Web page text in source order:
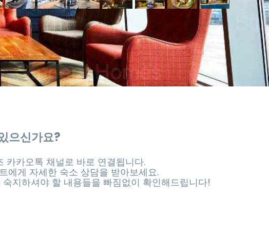
으신가요?
카카오톡 채널로 바로 연결됩니다.
에게 자세한 숙소 상담을 받아보세요.
지하셔야 할 내용들을 빠짐없이 확인해드립니다!